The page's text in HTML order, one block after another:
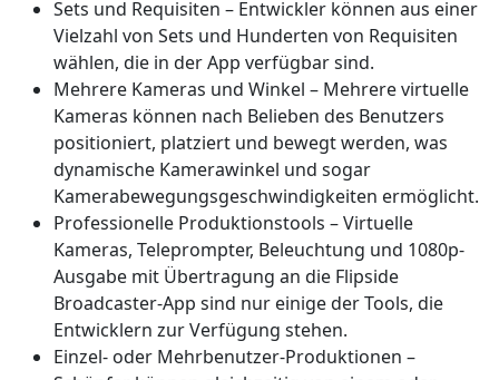
Sets und Requisiten – Entwickler können aus einer
Vielzahl von Sets und Hunderten von Requisiten
wählen, die in der App verfügbar sind.
Mehrere Kameras und Winkel – Mehrere virtuelle
Kameras können nach Belieben des Benutzers
positioniert, platziert und bewegt werden, was
dynamische Kamerawinkel und sogar
Kamerabewegungsgeschwindigkeiten ermöglicht.
Professionelle Produktionstools – Virtuelle
Kameras, Teleprompter, Beleuchtung und 1080p-
Ausgabe mit Übertragung an die Flipside
Broadcaster-App sind nur einige der Tools, die
Entwicklern zur Verfügung stehen.
Einzel- oder Mehrbenutzer-Produktionen –